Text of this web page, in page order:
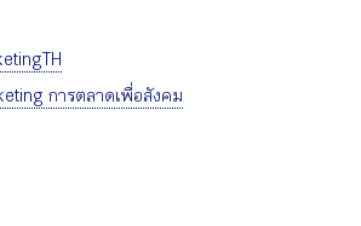
การตลาดเพื่อสังคม